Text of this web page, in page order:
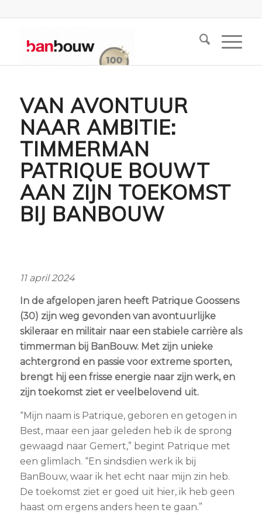
VAN AVONTUUR
NAAR AMBITIE:
TIMMERMAN
PATRIQUE BOUWT
AAN ZIJN TOEKOMST
BIJ BANBOUW
11 april 2024
In de afgelopen jaren heeft Patrique Goossens
(30) zijn weg gevonden van avontuurlijke
skileraar en militair naar een stabiele carrière als
timmerman bij BanBouw. Met zijn unieke
achtergrond en passie voor extreme sporten,
brengt hij een frisse energie naar zijn werk, en
zijn toekomst ziet er veelbelovend uit.
“Mijn naam is Patrique, geboren en getogen in
Best, maar een jaar geleden heb ik de sprong
gewaagd naar Gemert,” begint Patrique met
een glimlach. “En sindsdien werk ik bij
BanBouw, waar ik het echt naar mijn zin heb.
De toekomst ziet er goed uit hier, ik heb geen
haast om ergens anders heen te gaan.”